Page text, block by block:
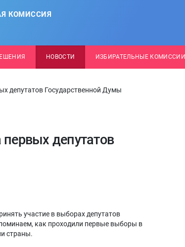
КОМИССИЯ
НОВОСТИ ИЗБИРАТЕЛЬНЫЕ КОМИССИИ
депутатов Государственной Думы
депутатов
участие в выборах депутатов
как проходили первые выборы в
страны.